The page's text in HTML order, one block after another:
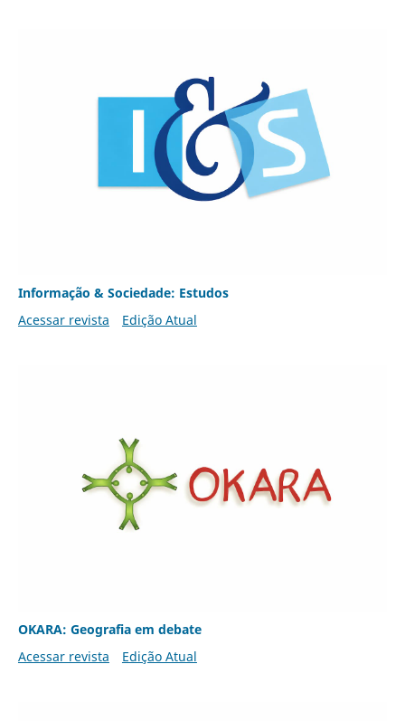
Informação & Sociedade: Estudos
Acessar revista
Edição Atual
OKARA: Geografia em debate
Acessar revista
Edição Atual